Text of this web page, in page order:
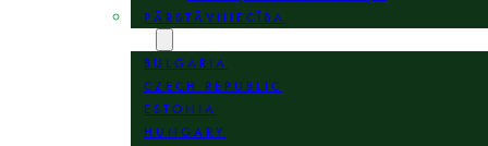
PĀRSTĀVNIECĪBA
BULGARIA
CZECH REPUBLIC
ESTONIA
HUNGARY